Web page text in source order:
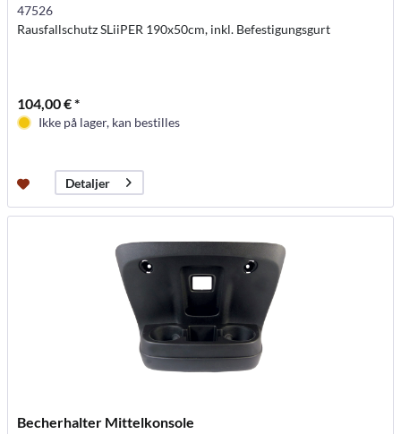
47526
Rausfallschutz SLiiPER 190x50cm, inkl. Befestigungsgurt
104,00 € *
Ikke på lager, kan bestilles
Detaljer
Becherhalter Mittelkonsole